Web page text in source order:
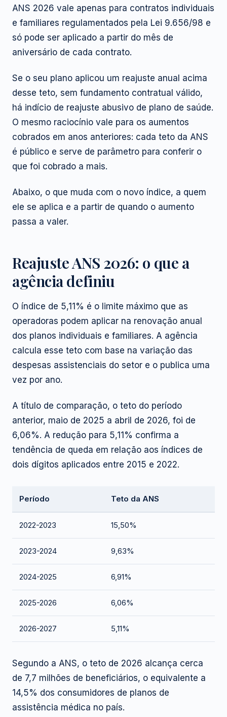
ANS 2026 vale apenas para contratos individuais
e familiares regulamentados pela Lei 9.656/98 e
só pode ser aplicado a partir do mês de
aniversário de cada contrato.
Se o seu plano aplicou um reajuste anual acima
desse teto, sem fundamento contratual válido,
há indício de reajuste abusivo de plano de saúde.
O mesmo raciocínio vale para os aumentos
cobrados em anos anteriores: cada teto da ANS
é público e serve de parâmetro para conferir o
que foi cobrado a mais.
Abaixo, o que muda com o novo índice, a quem
ele se aplica e a partir de quando o aumento
passa a valer.
Reajuste ANS 2026: o que a
agência definiu
O índice de 5,11% é o limite máximo que as
operadoras podem aplicar na renovação anual
dos planos individuais e familiares. A agência
calcula esse teto com base na variação das
despesas assistenciais do setor e o publica uma
vez por ano.
A título de comparação, o teto do período
anterior, maio de 2025 a abril de 2026, foi de
6,06%. A redução para 5,11% confirma a
tendência de queda em relação aos índices de
dois dígitos aplicados entre 2015 e 2022.
Período Teto da ANS
2022-2023 15,50%
2023-2024 9,63%
2024-2025 6,91%
2025-2026 6,06%
2026-2027 5,11%
Segundo a ANS, o teto de 2026 alcança cerca
de 7,7 milhões de beneficiários, o equivalente a
14,5% dos consumidores de planos de
assistência médica no país.